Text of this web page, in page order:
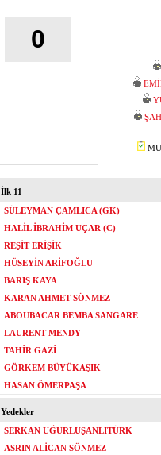
0
İlk 11
SÜLEYMAN ÇAMLICA (GK)
HALİL İBRAHİM UÇAR (C)
REŞİT ERİŞİK
HÜSEYİN ARİFOĞLU
BARIŞ KAYA
KARAN AHMET SÖNMEZ
ABOUBACAR BEMBA SANGARE
LAURENT MENDY
TAHİR GAZİ
GÖRKEM BÜYÜKAŞIK
HASAN ÖMERPAŞA
Yedekler
SERKAN UĞURLUŞANLITÜRK
ASRIN ALİCAN SÖNMEZ